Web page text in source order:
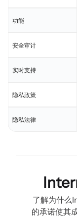
功能
安全审计
实时支持
隐私政策
隐私法律
了解为什么
的承诺使其